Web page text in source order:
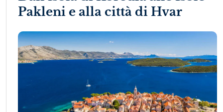
Pakleni e alla città di Hvar